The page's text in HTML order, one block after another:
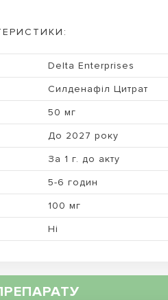
Delta Enterprises
Силденафіл Цитрат
50 мг
До 2027 року
За 1 г. до акту
5-6 годин
100 мг
Ні